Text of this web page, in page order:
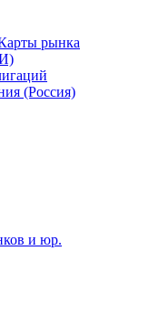
рынка
(Россия)
и юр.